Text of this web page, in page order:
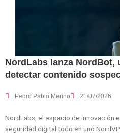
NordLabs lanza NordBot,
detectar contenido
Pedro Pablo Merino 21/07/2026
NordLabs, el espacio de innovación
seguridad digital todo en uno